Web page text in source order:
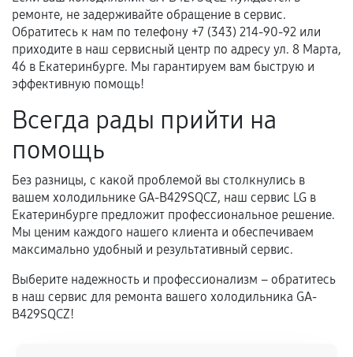
ремонте, не задерживайте обращение в сервис.
Обратитесь к нам по телефону +7 (343) 214-90-92 или
приходите в наш сервисный центр по адресу ул. 8 Марта,
46 в Екатеринбурге. Мы гарантируем вам быструю и
эффективную помощь!
Всегда рады прийти на
помощь
Без разницы, с какой проблемой вы столкнулись в
вашем холодильнике GA-B429SQCZ, наш сервис LG в
Екатеринбурге предложит профессиональное решение.
Мы ценим каждого нашего клиента и обеспечиваем
максимально удобный и результативный сервис.
Выберите надежность и профессионализм – обратитесь
в наш сервис для ремонта вашего холодильника GA-
B429SQCZ!